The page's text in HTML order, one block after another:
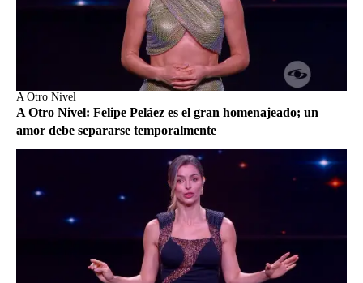
A Otro Nivel
A Otro Nivel: Felipe Peláez es el gran homenajeado; un
amor debe separarse temporalmente